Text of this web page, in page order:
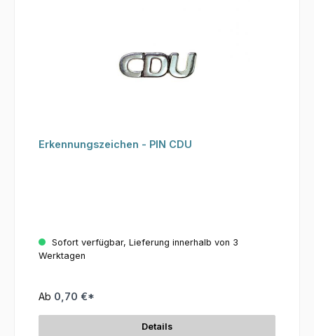
Erkennungszeichen - PIN CDU
Sofort verfügbar, Lieferung innerhalb von 3
Werktagen
Ab 0,70 €*
Details